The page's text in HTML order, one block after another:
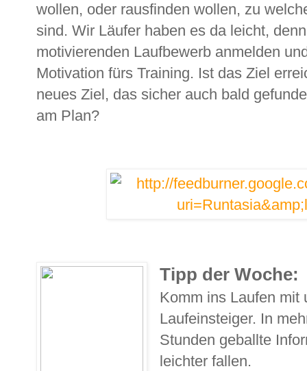
wollen, oder rausfinden wollen, zu
sind. Wir Läufer haben es da leicht,
motivierenden Laufbewerb anmelden
Motivation fürs Training. Ist das Ziel
neues Ziel, das sicher auch bald
am Plan?
Tipp der Woche:
Komm ins Laufen mit
Laufeinsteiger. In
Stunden geballte
leichter fallen.